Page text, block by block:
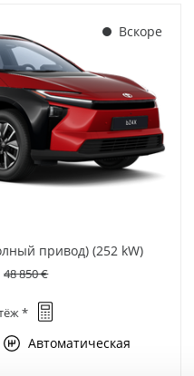
Вскоре
привод) (252 kW)
48 850 €
*
Автоматическая